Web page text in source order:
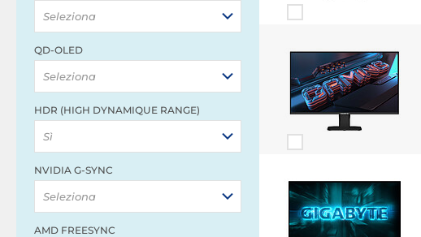
Seleziona
QD-OLED
Seleziona
HDR (HIGH DYNAMIQUE RANGE)
Sì
NVIDIA G-SYNC
Seleziona
AMD FREESYNC